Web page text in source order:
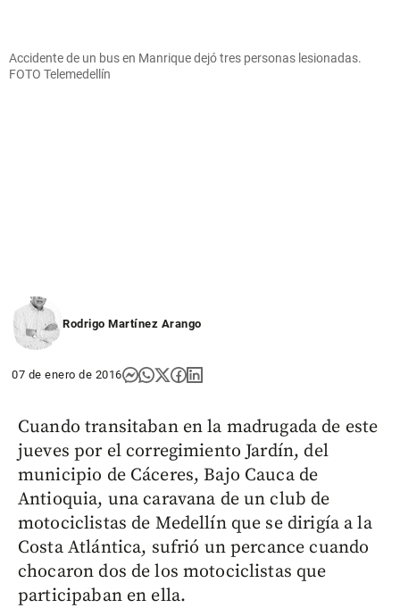
Accidente de un bus en Manrique dejó tres personas lesionadas.
FOTO Telemedellín
Rodrigo Martínez Arango
07 de enero de 2016
Cuando transitaban en la madrugada de este
jueves por el corregimiento Jardín, del
municipio de Cáceres, Bajo Cauca de
Antioquia, una caravana de un club de
motociclistas de Medellín que se dirigía a la
Costa Atlántica, sufrió un percance cuando
chocaron dos de los motociclistas que
participaban en ella.